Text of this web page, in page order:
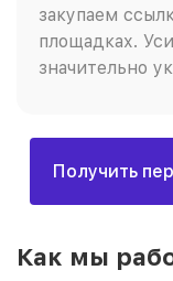
закупаем
площадках.
значительно
Получить
Как мы